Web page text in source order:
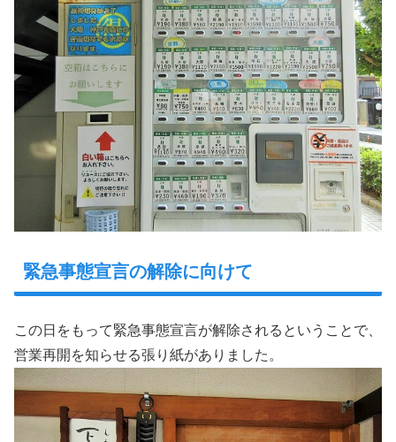
緊急事態宣言の解除に向けて
この日をもって緊急事態宣言が解除されるということで、
営業再開を知らせる張り紙がありました。